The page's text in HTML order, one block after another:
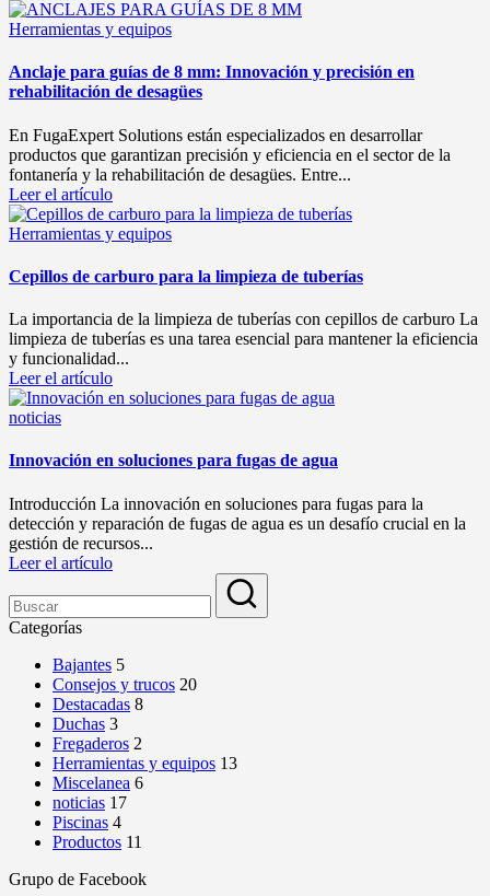
Publicado
Herramientas y equipos
Anclaje para guías de 8 mm: Innovación y precisión en
rehabilitación de desagües
En FugaExpert Solutions están especializados en desarrollar
productos que garantizan precisión y eficiencia en el sector de la
fontanería y la rehabilitación de desagües. Entre...
Leer el artículo
Publicado
Herramientas y equipos
Cepillos de carburo para la limpieza de tuberías
La importancia de la limpieza de tuberías con cepillos de carburo La
limpieza de tuberías es una tarea esencial para mantener la eficiencia
y funcionalidad...
Leer el artículo
Publicado
noticias
Innovación en soluciones para fugas de agua
Introducción La innovación en soluciones para fugas para la
detección y reparación de fugas de agua es un desafío crucial en la
gestión de recursos...
Leer el artículo
Categorías
Bajantes 5
Consejos y trucos 20
Destacadas 8
Duchas 3
Fregaderos 2
Herramientas y equipos 13
Miscelanea 6
noticias 17
Piscinas 4
Productos 11
Grupo de Facebook